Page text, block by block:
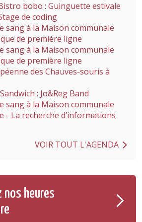
bobo : Guinguette estivale
de coding
sang à la Maison communale
de première ligne
sang à la Maison communale
de première ligne
des Chauves-souris à
: Jo&Reg Band
sang à la Maison communale
- La recherche d’informations
VOIR TOUT L'AGENDA
nos heures